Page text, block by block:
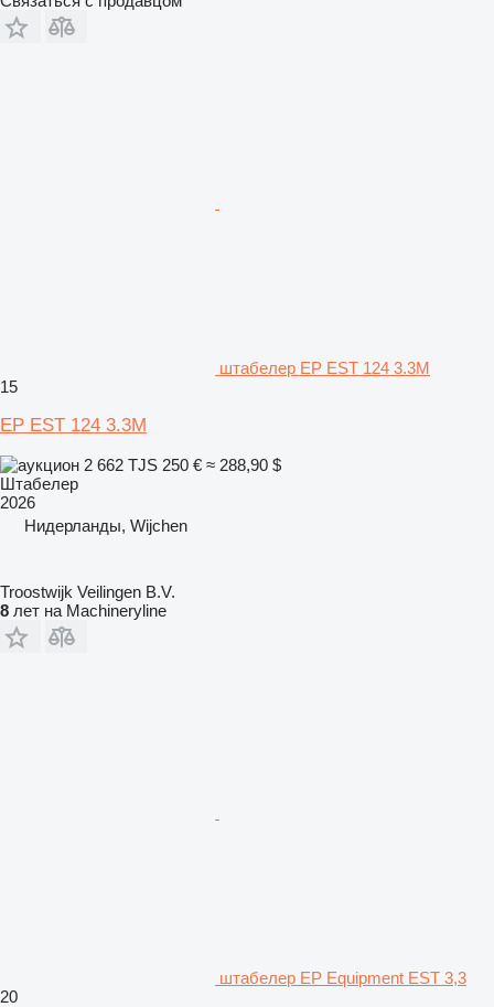
штабелер EP EST 124 3.3M
15
EP EST 124 3.3M
2 662 TJS 250 € ≈ 288,90 $
Штабелер
2026
Нидерланды, Wijchen
Troostwijk Veilingen B.V.
8 лет на Machineryline
штабелер EP Equipment EST 3,3
20